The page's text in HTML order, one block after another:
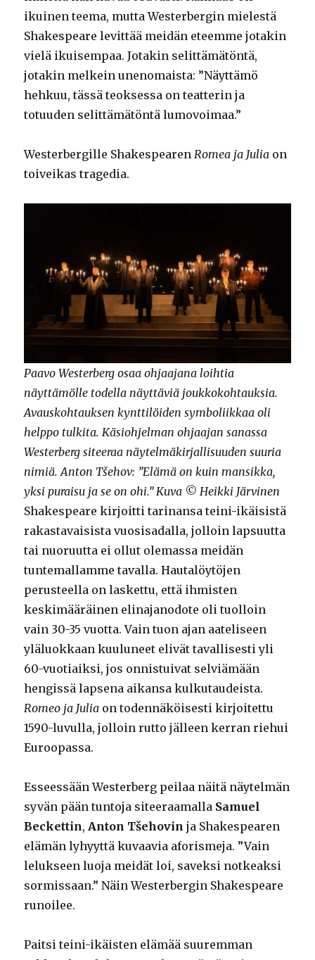
ikuinen teema, mutta Westerbergin mielestä
Shakespeare levittää meidän eteemme jotakin
vielä ikuisempaa. Jotakin selittämätöntä,
jotakin melkein unenomaista: ”Näyttämö
hehkuu, tässä teoksessa on teatterin ja
totuuden selittämätöntä lumovoimaa.”
Westerbergille Shakespearen Romea ja Julia on
toiveikas tragedia.
Paavo Westerberg osaa ohjaajana loihtia
näyttämölle todella näyttäviä joukkokohtauksia.
Avauskohtauksen kynttilöiden symboliikkaa oli
helppo tulkita. Käsiohjelman ohjaajan sanassa
Westerberg siteeraa näytelmäkirjallisuuden suuria
nimiä. Anton Tšehov: ”Elämä on kuin mansikka,
yksi puraisu ja se on ohi.” Kuva © Heikki Järvinen
Shakespeare kirjoitti tarinansa teini-ikäisistä
rakastavaisista vuosisadalla, jolloin lapsuutta
tai nuoruutta ei ollut olemassa meidän
tuntemallamme tavalla. Hautalöytöjen
perusteella on laskettu, että ihmisten
keskimääräinen elinajanodote oli tuolloin
vain 30-35 vuotta. Vain tuon ajan aateliseen
yläluokkaan kuuluneet elivät tavallisesti yli
60-vuotiaiksi, jos onnistuivat selviämään
hengissä lapsena aikansa kulkutaudeista.
Romeo ja Julia on todennäköisesti kirjoitettu
1590-luvulla, jolloin rutto jälleen kerran riehui
Euroopassa.
Esseessään Westerberg peilaa näitä näytelmän
syvän pään tuntoja siteeraamalla Samuel
Beckettin,Anton Tšehovin ja Shakespearen
elämän lyhyyttä kuvaavia aforismeja. ”Vain
lelukseen luoja meidät loi, saveksi notkeaksi
sormissaan.” Näin Westerbergin Shakespeare
runoilee.
Paitsi teini-ikäisten elämää suuremman